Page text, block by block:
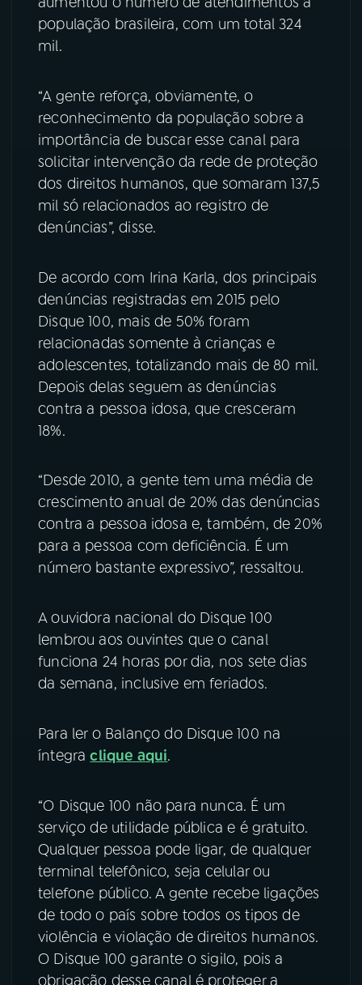
TikTok
população brasileira, com um total 324
mil.
“A gente reforça, obviamente, o
reconhecimento da população sobre a
importância de buscar esse canal para
solicitar intervenção da rede de proteção
dos direitos humanos, que somaram 137,5
mil só relacionados ao registro de
denúncias”, disse.
De acordo com Irina Karla, dos principais
denúncias registradas em 2015 pelo
Disque 100, mais de 50% foram
relacionadas somente à crianças e
adolescentes, totalizando mais de 80 mil.
Depois delas seguem as denúncias
contra a pessoa idosa, que cresceram
18%.
“Desde 2010, a gente tem uma média de
crescimento anual de 20% das denúncias
contra a pessoa idosa e, também, de 20%
para a pessoa com deficiência. É um
número bastante expressivo”, ressaltou.
A ouvidora nacional do Disque 100
lembrou aos ouvintes que o canal
funciona 24 horas por dia, nos sete dias
da semana, inclusive em feriados.
Para ler o Balanço do Disque 100 na
íntegraclique aqui.
“O Disque 100 não para nunca. É um
serviço de utilidade pública e é gratuito.
Qualquer pessoa pode ligar, de qualquer
terminal telefônico, seja celular ou
telefone público. A gente recebe ligações
de todo o país sobre todos os tipos de
violência e violação de direitos humanos.
O Disque 100 garante o sigilo, pois a
obrigação desse canal é proteger a